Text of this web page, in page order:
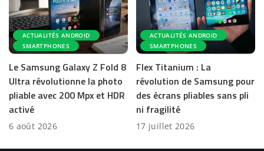
ACTUALITÉS ANDROID
SMARTPHONES
Le Samsung Galaxy Z Fold 8
Ultra révolutionne la photo
pliable avec 200 Mpx et HDR
activé
6 août 2026
ACTUALITÉS ANDROID
SMARTPHONES
Flex Titanium : La
révolution de Samsung pour
des écrans pliables sans pli
ni fragilité
17 juillet 2026